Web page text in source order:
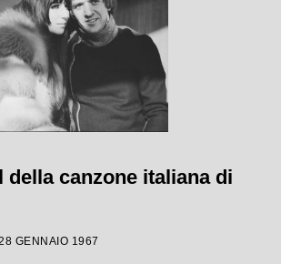
della canzone italiana di
GENNAIO 1967